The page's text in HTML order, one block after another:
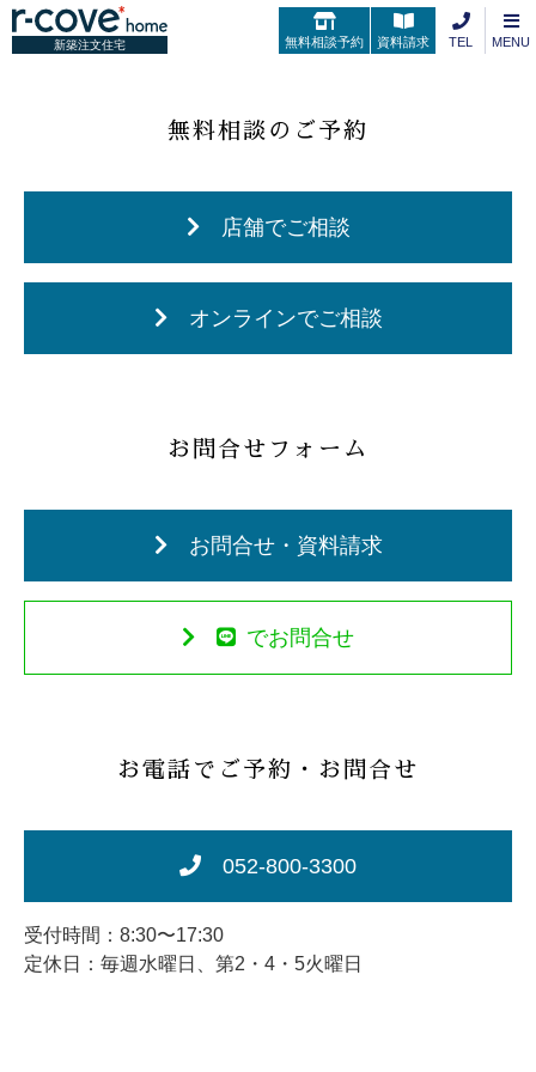
新築注文住宅 無料相談予約 資料請求 TEL MENU
予約受付期間外です。
無料相談のご予約
店舗でご相談
オンラインでご相談
お問合せフォーム
お問合せ・資料請求
でお問合せ
お電話でご予約・お問合せ
052-800-3300
受付時間：8:30〜17:30
定休日：毎週水曜日、第2・4・5火曜日